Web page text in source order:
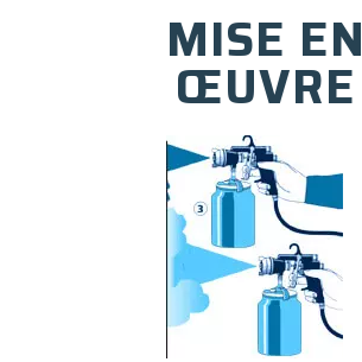
MISE EN
ŒUVRE